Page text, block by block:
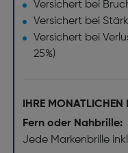
Versichert bei
Versichert bei
Versichert bei
25%)
IHRE MONATLICHEN
Fern oder Nahbrille:
Jede Markenbrille